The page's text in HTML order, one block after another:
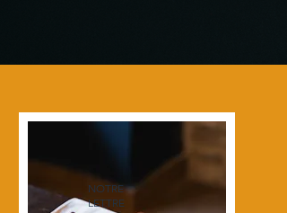
NOTRE
LETTRE